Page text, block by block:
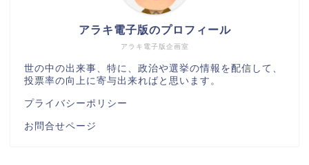
アラキ電子版企画室
アラキ電子版のプロフィール
世の中の出来事、特に、政治や選挙の情報を配信して、
投票率の向上に寄与出来ればと思います。
プライバシーポリシー
お問合せページ